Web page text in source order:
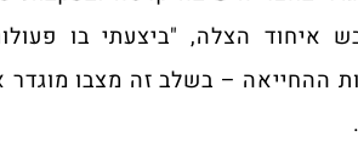
איחוד הצלה, "ביצעתי בו
ההחייאה – בשלב זה מצבו